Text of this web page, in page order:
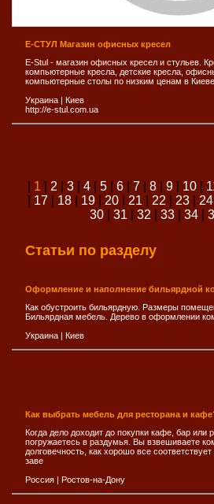
Е-СТУЛ Магазин офисных кресел
E-Stul - магазин офисных кресел и стульев.
компьютерные кресла, детские кресла,
компьютерные столы по низким ценам в Киеве
Украина
Киев
http://e-stul.com.ua
1 2 3| 4| 5| 6| 7| 8| 9| 10|
17| 18| 19| 20| 21 22 23| 24
30| 31 32 33| 34|
Статьи по разделу
Оформление и наполнение бильярдной
Как обустроить бильярдную. Размеры
Бильярдная мебель. Дерево в оформлении
Украина
Киев
Как выбрать мебель для ресторана и
Когда дело доходит до покупки кафе, бар или
погружаетесь в раздумья. Вы взвешиваете
долговечность, как хорошо все
заве
Россия
Ростов-на-Дону